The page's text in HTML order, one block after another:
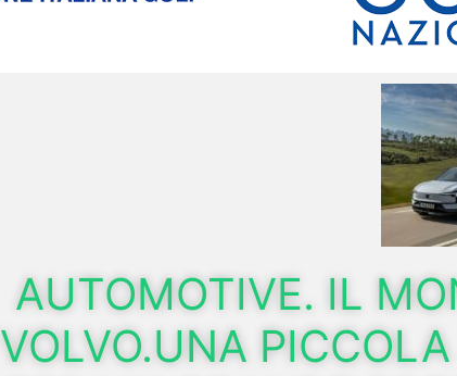
AUTOMOTIVE. IL
VOLVO.UNA